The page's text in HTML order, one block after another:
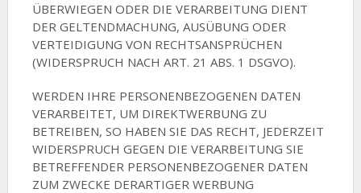
ÜBERWIEGEN ODER DIE VERARBEITUNG DIENT
DER GELTENDMACHUNG, AUSÜBUNG ODER
VERTEIDIGUNG VON RECHTSANSPRÜCHEN
(WIDERSPRUCH NACH ART. 21 ABS. 1 DSGVO).
WERDEN IHRE PERSONENBEZOGENEN DATEN
VERARBEITET, UM DIREKTWERBUNG ZU
BETREIBEN, SO HABEN SIE DAS RECHT, JEDERZEIT
WIDERSPRUCH GEGEN DIE VERARBEITUNG SIE
BETREFFENDER PERSONENBEZOGENER DATEN
ZUM ZWECKE DERARTIGER WERBUNG